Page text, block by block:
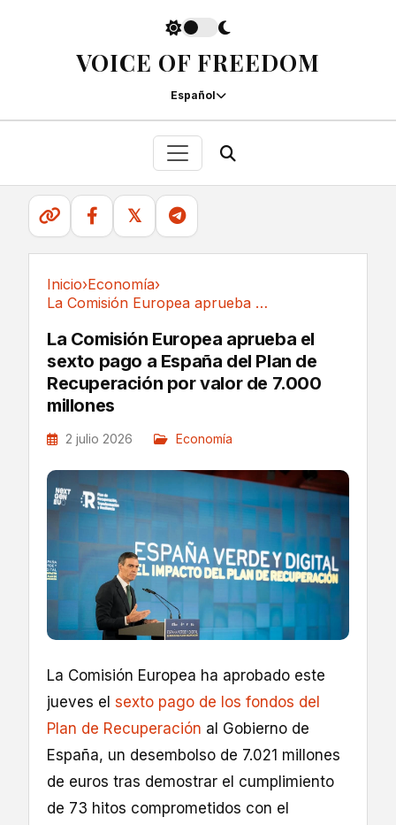
VOICE OF FREEDOM
Español
𝕏
Inicio›Economía›
La Comisión Europea aprueba el sexto pago a...
La Comisión Europea aprueba el
sexto pago a España del Plan de
Recuperación por valor de 7.000
millones
2 julio 2026 Economía
La Comisión Europea ha aprobado este
jueves el sexto pago de los fondos del
Plan de Recuperación al Gobierno de
España, un desembolso de 7.021 millones
de euros tras demostrar el cumplimiento
de 73 hitos comprometidos con el